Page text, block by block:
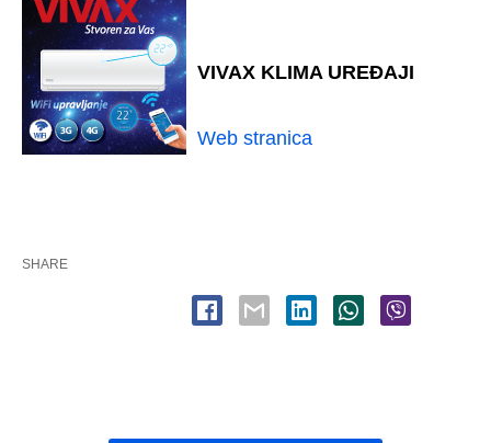
VIVAX KLIMA UREĐAJI
Web stranica
SHARE